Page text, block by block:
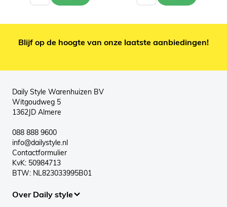
Blijf op de hoogte van onze laatste aanbiedingen!
Daily Style Warenhuizen BV
Witgoudweg 5
1362JD Almere
088 888 9600
info@dailystyle.nl
Contactformulier
KvK: 50984713
BTW: NL823033995B01
Over Daily style